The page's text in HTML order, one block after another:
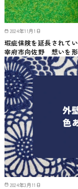
2024年11月1日
瑕疵保険を延長されて
宰府市向佐野 想いを形
2024年3月11日